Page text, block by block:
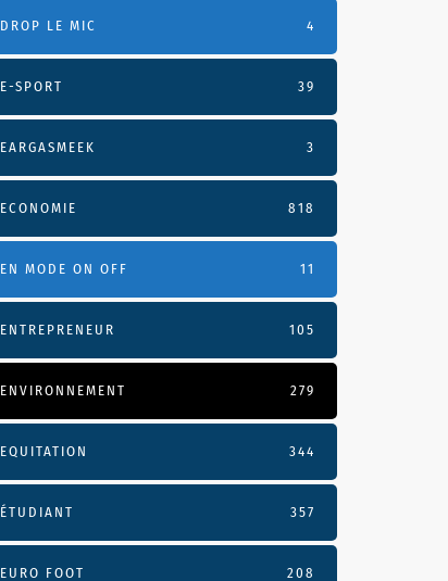
DROP LE MIC 4
E-SPORT 39
EARGASMEEK 3
ECONOMIE 818
EN MODE ON OFF 11
ENTREPRENEUR 105
ENVIRONNEMENT 279
EQUITATION 344
ÉTUDIANT 357
EURO FOOT 208